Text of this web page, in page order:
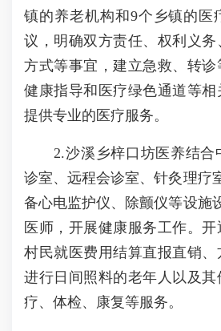
镇的养老机构和9个乡镇的医
议，明确双方责任、权利义
方式等事宜，建立急救、转诊
健康指导和医疗绿色通道等相
提供专业的医疗服务。
2.沙溪乡梓口坊医养结合
诊室、远程会诊室、针灸理疗
备心电监护仪、除颤仪等设施
医师，开展健康服务工作。开
村民就医费用结算直报直销
进行日间照料的老年人以及
疗、体检、康复等服务。